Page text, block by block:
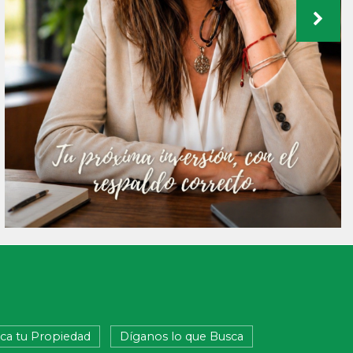
tu Propiedad Díganos lo que Busca